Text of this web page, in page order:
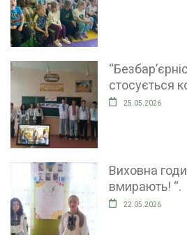
стосується
25.05.2026
Виховна
вмирають! “.
22.05.2026